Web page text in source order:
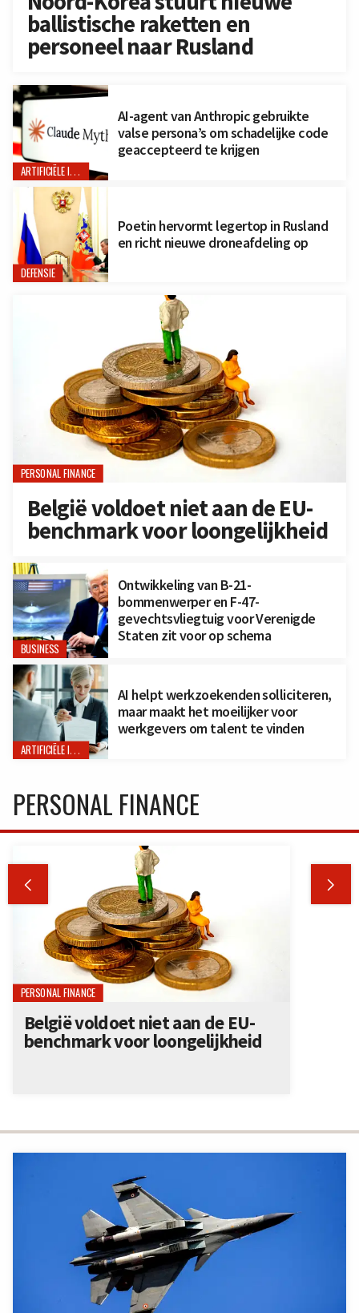
ballistische raketten en
personeel naar Rusland
ARTIFICIËLE INTELLIGENTIE
AI-agent van Anthropic gebruikte
valse persona’s om schadelijke code
geaccepteerd te krijgen
DEFENSIE
Poetin hervormt legertop in Rusland
en richt nieuwe droneafdeling op
PERSONAL FINANCE
België voldoet niet aan de EU-
benchmark voor loongelijkheid
BUSINESS
Ontwikkeling van B-21-
bommenwerper en F-47-
gevechtsvliegtuig voor Verenigde
Staten zit voor op schema
ARTIFICIËLE INTELLIGENTIE
AI helpt werkzoekenden solliciteren,
maar maakt het moeilijker voor
werkgevers om talent te vinden
PERSONAL FINANCE
 
PERSONAL FINANCE
België voldoet niet aan de EU-
benchmark voor loongelijkheid